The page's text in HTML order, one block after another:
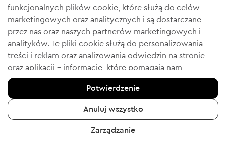
XXL Infinity
40,99 zł
funkcjonalnych plików cookie, które służą do celów
marketingowych oraz analitycznych i są dostarczane
przez nas oraz naszych partnerów marketingowych i
analityków. Te pliki cookie służą do personalizowania
treści i reklam oraz analizowania odwiedzin na stronie
oraz aplikacji - informacje, które pomagają nam
pokazywać Tobie produkty, które Tobie się spodobają.
Jeśli się zgadzasz, potwierdź, klikając przycisk „Tak,
zgadzam się”.
Aby uzyskać więcej informacji, kliknij „Chcę uzyskać
więcej informacji” lub przejdź do „Polityki prywatności i
Potwierdzenie
Anuluj wszystko
Zarządzanie